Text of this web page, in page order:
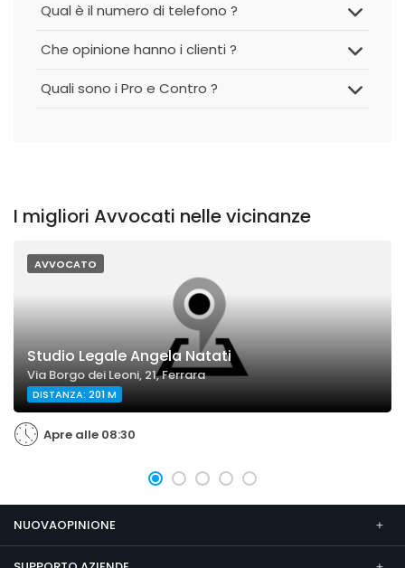
Qual è il numero di telefono ?
Che opinione hanno i clienti ?
Quali sono i Pro e Contro ?
I migliori Avvocati nelle vicinanze
AVVOCATO
Studio Legale Angela Natati
Via Borgo dei Leoni, 21, Ferrara
DISTANZA: 201 M
Apre alle 08:30
NUOVAOPINIONE